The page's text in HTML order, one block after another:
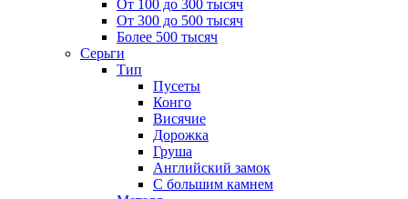
От 100 до 300 тысяч
От 300 до 500 тысяч
Более 500 тысяч
Серьги
Тип
Пусеты
Конго
Висячие
Дорожка
Груша
Английский замок
С большим камнем